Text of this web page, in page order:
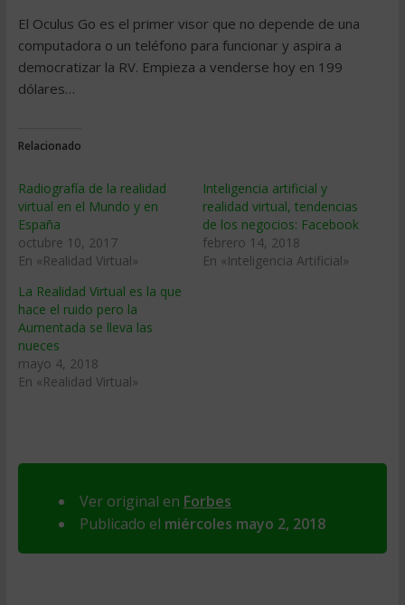
El Oculus Go es el primer visor que no depende de una
computadora o un teléfono para funcionar y aspira a
democratizar la RV. Empieza a venderse hoy en 199
dólares…
Relacionado
Radiografía de la realidad
virtual en el Mundo y en
España
octubre 10, 2017
En «Realidad Virtual»
Inteligencia artificial y
realidad virtual, tendencias
de los negocios: Facebook
febrero 14, 2018
En «Inteligencia Artificial»
La Realidad Virtual es la que
hace el ruido pero la
Aumentada se lleva las
nueces
mayo 4, 2018
En «Realidad Virtual»
Ver original en Forbes
Publicado el miércoles mayo 2, 2018